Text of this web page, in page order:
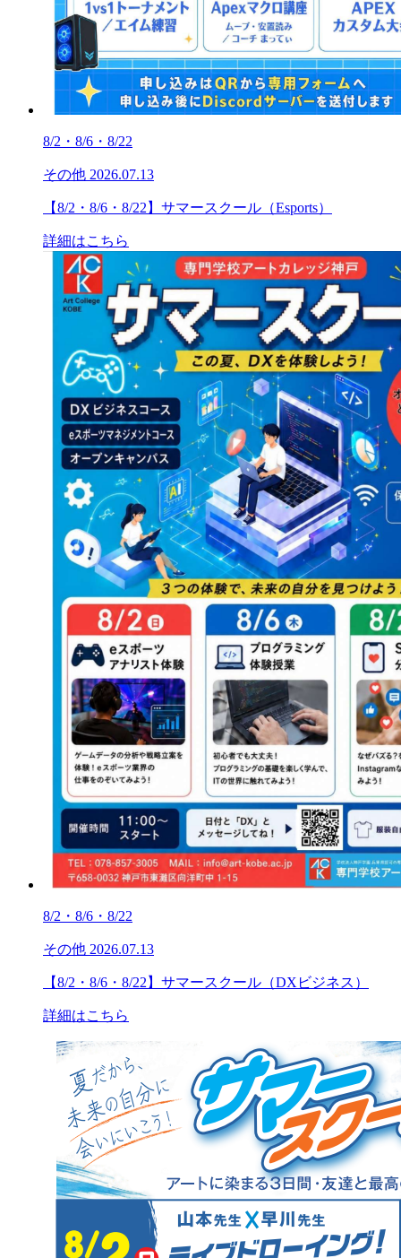
8/2・8/6・8/22
その他 2026.07.13
【8/2・8/6・8/22】サマースクール（Esports）
詳細はこちら
8/2・8/6・8/22
その他 2026.07.13
【8/2・8/6・8/22】サマースクール（DXビジネス）
詳細はこちら